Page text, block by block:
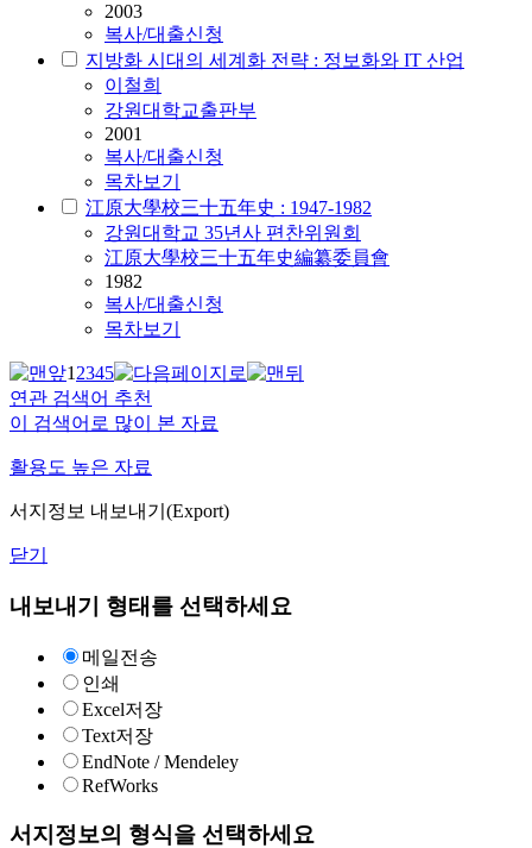
2003
복사/대출신청
지방화 시대의 세계화 전략 : 정보화와 IT 산업
이철희
강원대학교출판부
2001
복사/대출신청
목차보기
江原大學校三十五年史 : 1947-1982
강원대학교 35년사 편찬위원회
江原大學校三十五年史編纂委員會
1982
복사/대출신청
목차보기
12345
연관 검색어 추천
이 검색어로 많이 본 자료
활용도 높은 자료
서지정보 내보내기(Export)
닫기
내보내기 형태를 선택하세요
메일전송
인쇄
Excel저장
Text저장
EndNote / Mendeley
RefWorks
서지정보의 형식을 선택하세요